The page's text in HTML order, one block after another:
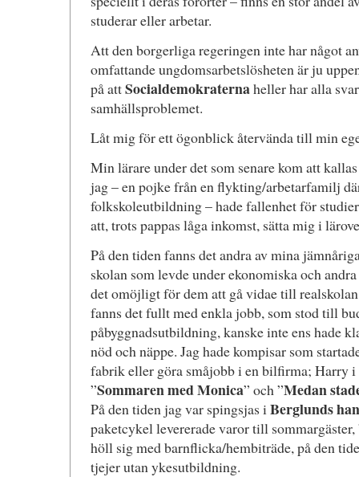
studerar eller arbetar.
Att den borgerliga regeringen inte har något
omfattande ungdomsarbetslösheten är ju
på attSocialdemokraternaheller har alla
samhällsproblemet.
Låt mig för ett ögonblick återvända till min
Min lärare under det som senare kom att
jag – en pojke från en flykting/arbetarfamilj
folkskoleutbildning – hade fallenhet för
att, trots pappas låga inkomst, sätta mig i
På den tiden fanns det andra av mina
skolan som levde under ekonomiska och
det omöjligt för dem att gå vidae till
fanns det fullt med enkla jobb, som stod till
påbyggnadsutbildning, kanske inte ens hade
nöd och näppe. Jag hade kompisar som
fabrik eller göra småjobb i en bilfirma; Harry i
”Sommaren med Monica” och ”Medan
På den tiden jag var spingsjas iBerglunds
paketcykel levererade varor till
höll sig med barnflicka/hembiträde, på den
tjejer utan ykesutbildning.